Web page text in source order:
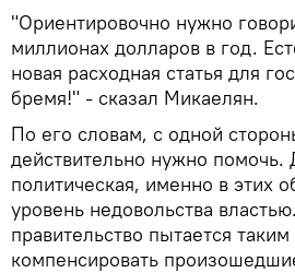
"Ориентировочно нужно
миллионах долларов в год.
новая расходная статья для
бремя!" - сказал Микаелян.
По его словам, с одной
действительно нужно помочь.
политическая, именно в этих
уровень недовольства
правительство пытается
компенсировать